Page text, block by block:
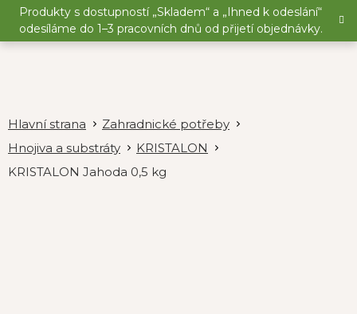
Přejít
obsah
Produkty s dostupností „Skladem“ a „Ihned k odeslání“
odesíláme do 1–3 pracovních dnů od přijetí objednávky.
Zahradnické potřeby
Hnojiva a substráty
KRISTALON
KRISTALON Jahoda 0,5 kg